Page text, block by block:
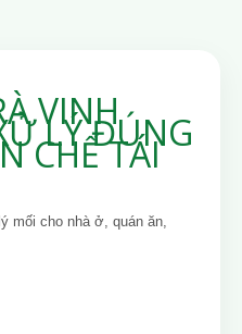
VINH
LÝ ĐÚNG
CHẾ TÁI
mối cho nhà ở, quán ăn,